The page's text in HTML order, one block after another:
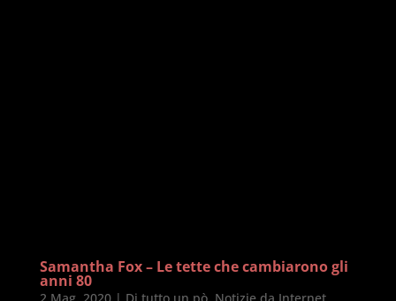
Samantha Fox – Le tette che cambiarono gli
anni 80